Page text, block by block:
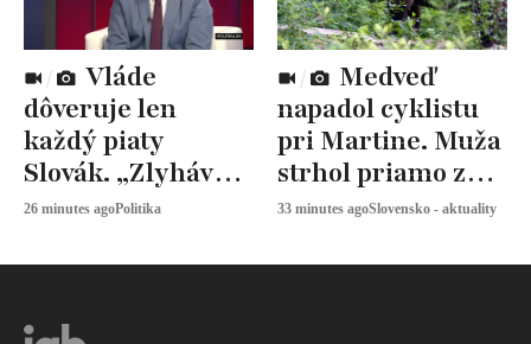
dôveruje len
každý piaty
Slovák. „Zlyhávajú
všetci politici,“
26 minutes agoPolitika
napadol cyklistu
pri Martine. Muža
strhol priamo z
bicykla
33 minutes agoSlovensko - aktuality